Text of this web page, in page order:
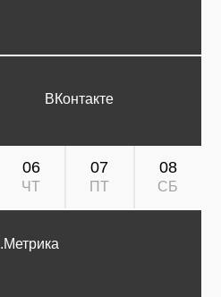
ВКонтакте
06
ЧТ
07
ПТ
08
СБ